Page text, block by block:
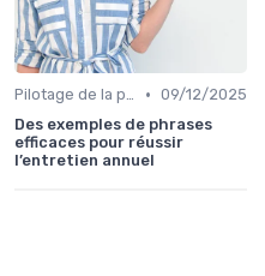
Pilotage de la performance globale • 09/12/2025
Des exemples de phrases
efficaces pour réussir
l’entretien annuel